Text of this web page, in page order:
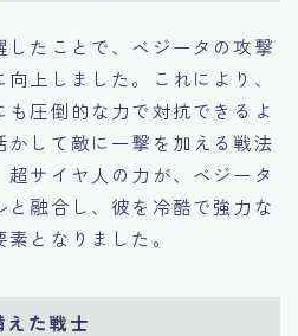
たことで、ベジータの攻撃
上しました。これにより、
圧倒的な力で対抗できるよ
かして敵に一撃を加える戦法
サイヤ人の力が、ベジータ
融合し、彼を冷酷で強力な
となりました。
た戦士